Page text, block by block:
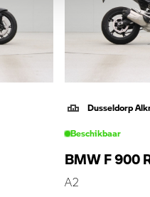
Dusseldorp
Beschikbaar
BMW F 900
A2